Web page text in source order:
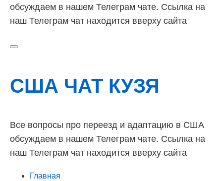
обсуждаем в нашем Телеграм чате. Ссылка на
наш Телеграм чат находится вверху сайта
США ЧАТ КУЗЯ
Все вопросы про переезд и адаптацию в США
обсуждаем в нашем Телеграм чате. Ссылка на
наш Телеграм чат находится вверху сайта
Главная